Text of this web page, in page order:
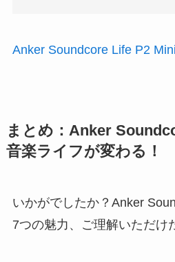
Anker Soundcore Life P2
まとめ：Anker
音楽ライフが変わる！
いかがでしたか？Anker
7つの魅力、ご理解いただけ